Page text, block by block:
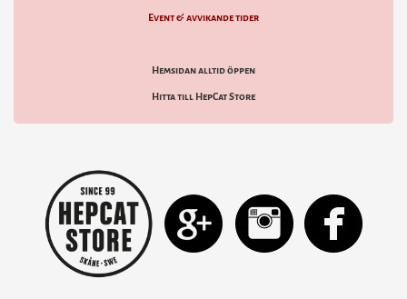
Event & avvikande tider
Hemsidan alltid öppen
Hitta till HepCat Store